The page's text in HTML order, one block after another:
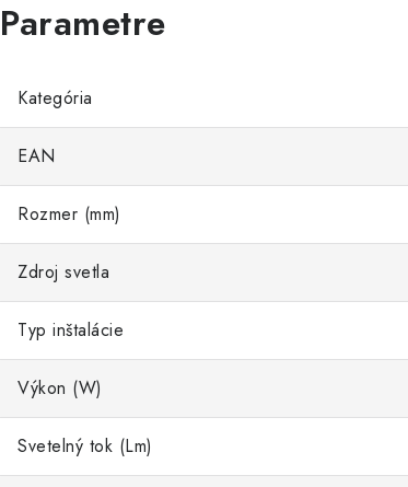
Kategória
EAN
Rozmer (mm)
Zdroj svetla
Typ inštalácie
Výkon (W)
Svetelný tok (Lm)